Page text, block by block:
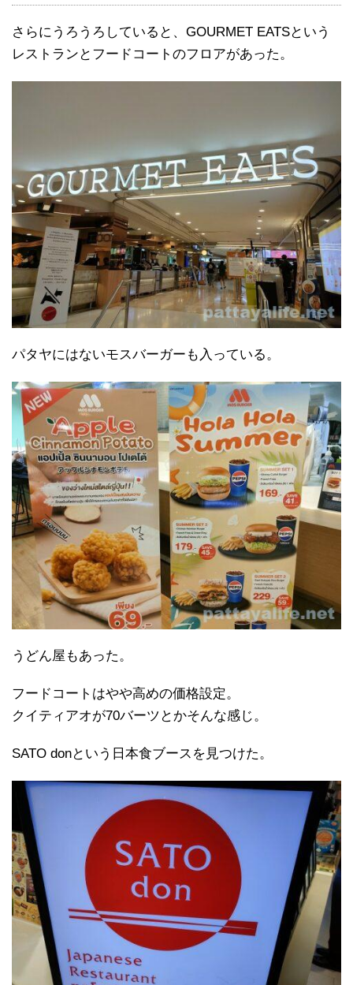
さらにうろうろしていると、GOURMET EATSという
レストランとフードコートのフロアがあった。
パタヤにはないモスバーガーも入っている。
うどん屋もあった。
フードコートはやや高めの価格設定。
クイティアオが70バーツとかそんな感じ。
SATO donという日本食ブースを見つけた。